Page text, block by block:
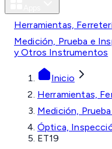
Herramientas,
Medición, Prueba e
y Otros Instrumentos
Inicio
Herramientas,
Medición,
Óptica,
ET19